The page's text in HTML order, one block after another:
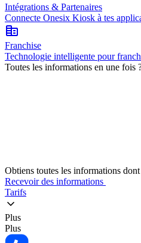
Intégrations & Partenaires
Connecte Onesix Kiosk à tes
corporate_fare
Franchise
Technologie intelligente pour
Toutes les informations en une fois
Obtiens toutes les informations
Recevoir des informations
Tarifs
Plus
Plus